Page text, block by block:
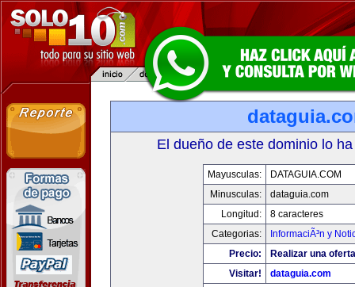
El dueño de este dominio lo
Mayusculas:
DATAGUIA.COM
Minusculas:
dataguia.com
Longitud:
8 caracteres
Categorias:
InformaciÃ³n y
Precio:
Realizar una
Visitar!
dataguia.com